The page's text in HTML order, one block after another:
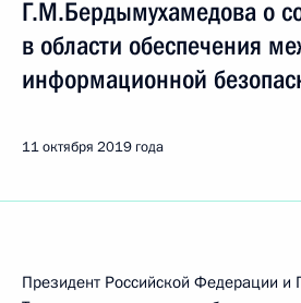
Г.М.Бердымухамедова о
в области обеспечения
информационной
11 октября 2019 года
Президент Российской Федерации и